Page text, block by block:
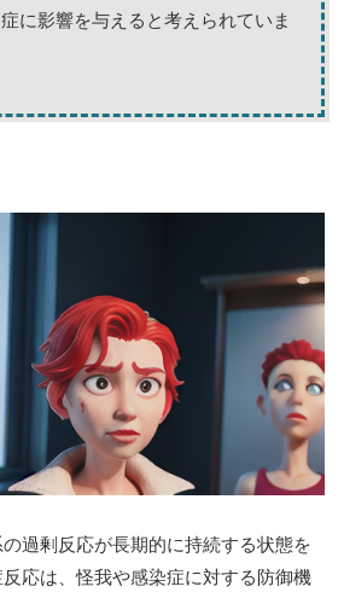
に影響を与えると考えられていま
の過剰反応が長期的に持続する状態を
応は、怪我や感染症に対する防御機